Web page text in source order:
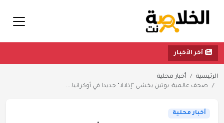
آخر الأخبار
الرئيسية
أخبار محلية
صحف عالمية: بوتين يخشى "إذلالا" جديدا في أوكرانيا....
أخبار محلية